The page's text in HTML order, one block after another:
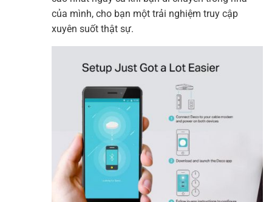
của mình, cho bạn một trải nghiệm truy cập
xuyên suốt thật sự.